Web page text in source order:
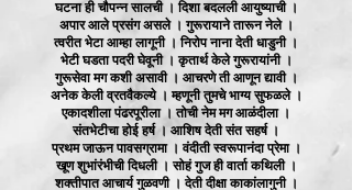
घटना ही चौपन्न सालची । दिशा बदलली आयुष्याची ।
अपार आले प्रसंग असले । गुरूरायाने तारून नेले ।
त्वरीत भेटा आम्हा लागूनी । निरोप नाना देती धाडुनी ।
भेटी घडता पदरी घेवूनी । कृतार्थ केले गुरूरायांनी ।
गुरूसेवा मग कशी असावी । आचरणे ती आणून द्यावी ।
अनेक केली व्रतवैकल्ये । म्हणूनी तुमचे भाग्य सुफळले ।
एकादशीला पंढरपूरीला । तोची नेम मग आळंदीला ।
संतभेटीचा होई हर्ष । आशिष देती संत सहर्ष ।
प्रथम जाऊन पावसग्रामा । वंदीती स्वरूपानंदा प्रेमा ।
खूण शुभांरंभीची दिधली । सोहं गुज ही वार्ता कथिली ।
शक्तीपात आचार्य गुळवणी । देती दीक्षा काकांलागुनी ।